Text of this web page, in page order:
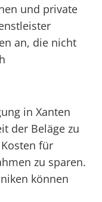
und private
an, die nicht
in Xanten
der Beläge zu
für
zu sparen.
können